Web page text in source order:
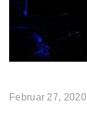
Februar 27, 2020